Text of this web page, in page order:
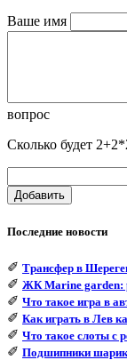
Ваше имя
вопрос
Сколько будет
Добавить
Последние новости
✐ Трансфер в
✐ ЖК Marine garden:
✐ Что такое игра в
✐ Как играть в Лев
✐ Что такое слоты с
✐ Подшипники